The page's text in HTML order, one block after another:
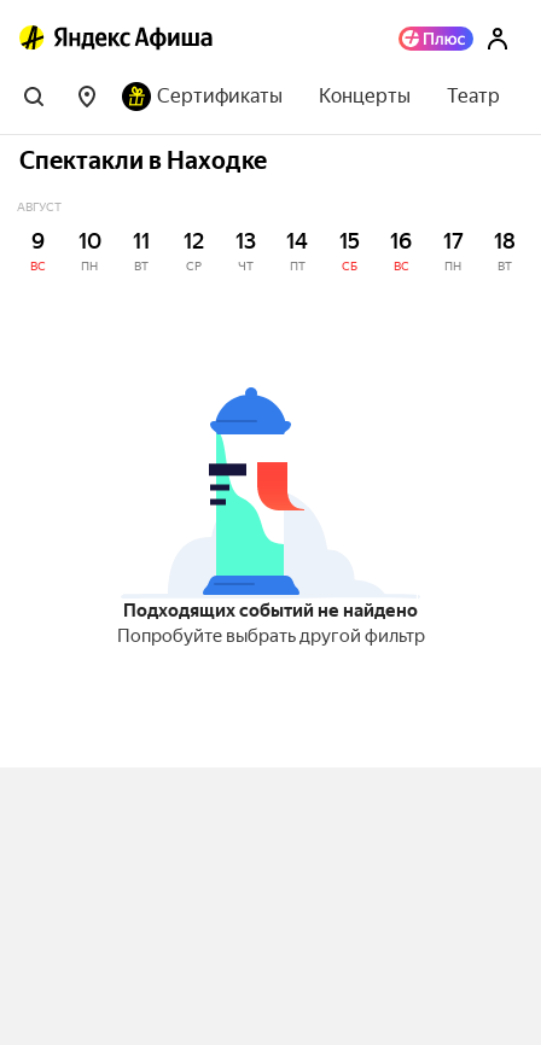
Сертификаты Концерты Театр
Спектакли в Находке
АВГУСТ
9
ВС
10
ПН
11
ВТ
12
СР
13
ЧТ
14
ПТ
15
СБ
16
ВС
17
ПН
18
ВТ
Подходящих событий не найдено
Попробуйте выбрать другой фильтр